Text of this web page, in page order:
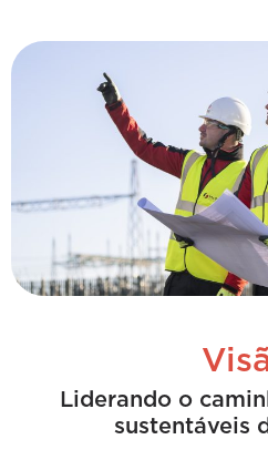
Liderando o
sustentáveis